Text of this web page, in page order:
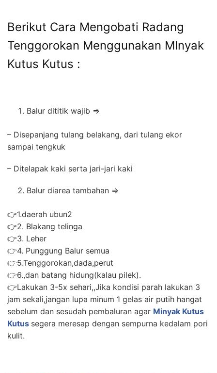
Berikut Cara Mengobati Radang
Tenggorokan Menggunakan MInyak
Kutus Kutus :
Balur dititik wajib =>
– Disepanjang tulang belakang, dari tulang ekor
sampai tengkuk
– Ditelapak kaki serta jari-jari kaki
Balur diarea tambahan =>
👉1.daerah ubun2
👉2. Blakang telinga
👉3. Leher
👉4. Punggung Balur semua
👉5.Tenggorokan,dada,perut
👉6.,dan batang hidung(kalau pilek).
👉Lakukan 3-5x sehari,,Jika kondisi parah lakukan 3
jam sekali,jangan lupa minum 1 gelas air putih hangat
sebelum dan sesudah pembaluran agar Minyak Kutus
Kutus segera meresap dengan sempurna kedalam pori
kulit.